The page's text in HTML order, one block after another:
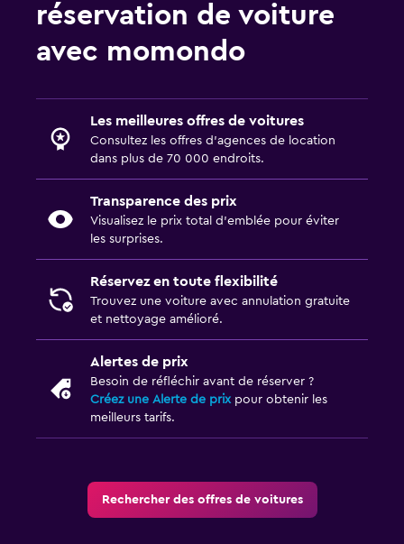
réservation de voiture
avec momondo
Les meilleures offres de voitures
Consultez les offres d’agences de location
dans plus de 70 000 endroits.
Transparence des prix
Visualisez le prix total d’emblée pour éviter
les surprises.
Réservez en toute flexibilité
Trouvez une voiture avec annulation gratuite
et nettoyage amélioré.
Alertes de prix
Besoin de réfléchir avant de réserver ?
Créez une Alerte de prixpour obtenir les
meilleurs tarifs.
Rechercher des offres de voitures